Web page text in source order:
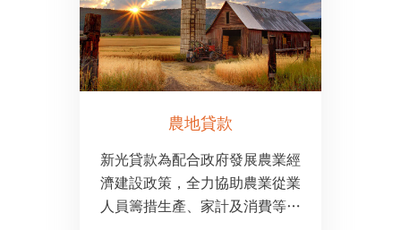
農地貸款
新光貸款為配合政府發展農業經
濟建設政策，全力協助農業從業
人員籌措生產、家計及消費等綜